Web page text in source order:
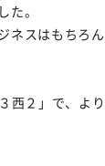
。
スはもちろ
２」で、よ